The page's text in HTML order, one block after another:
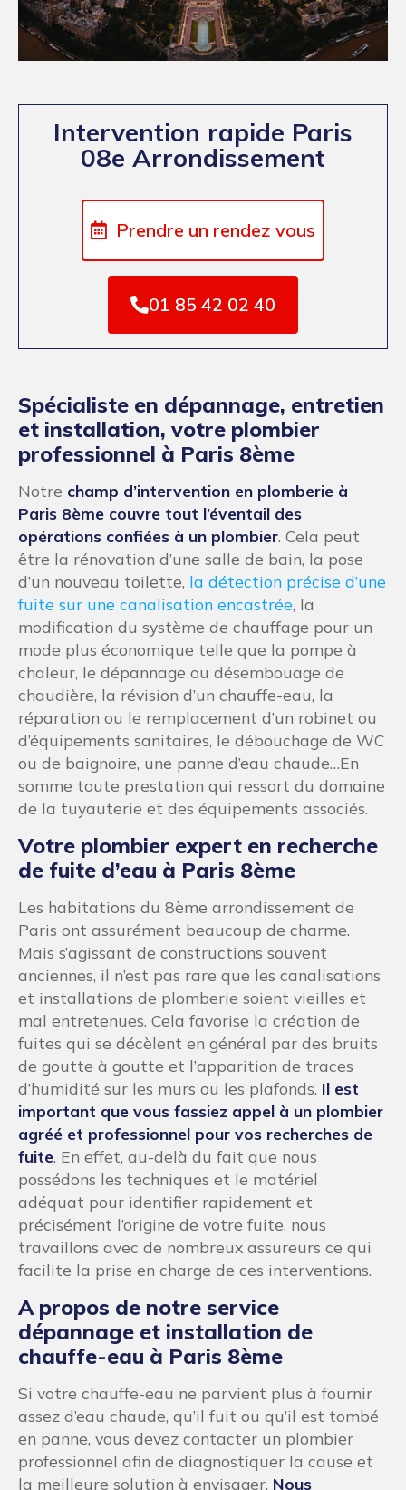
Intervention rapide Paris
08e Arrondissement
Prendre un rendez vous
01 85 42 02 40
Spécialiste en dépannage, entretien
et installation, votre plombier
professionnel à Paris 8ème
Notre champ d’intervention en plomberie à
Paris 8ème couvre tout l’éventail des
opérations confiées à un plombier. Cela peut
être la rénovation d’une salle de bain, la pose
d’un nouveau toilette, la détection précise d’une
fuite sur une canalisation encastrée, la
modification du système de chauffage pour un
mode plus économique telle que la pompe à
chaleur, le dépannage ou désembouage de
chaudière, la révision d’un chauffe-eau, la
réparation ou le remplacement d’un robinet ou
d’équipements sanitaires, le débouchage de WC
ou de baignoire, une panne d’eau chaude…En
somme toute prestation qui ressort du domaine
de la tuyauterie et des équipements associés.
Votre plombier expert en recherche
de fuite d’eau à Paris 8ème
Les habitations du 8ème arrondissement de
Paris ont assurément beaucoup de charme.
Mais s’agissant de constructions souvent
anciennes, il n’est pas rare que les canalisations
et installations de plomberie soient vieilles et
mal entretenues. Cela favorise la création de
fuites qui se décèlent en général par des bruits
de goutte à goutte et l’apparition de traces
d’humidité sur les murs ou les plafonds. Il est
important que vous fassiez appel à un plombier
agréé et professionnel pour vos recherches de
fuite. En effet, au-delà du fait que nous
possédons les techniques et le matériel
adéquat pour identifier rapidement et
précisément l’origine de votre fuite, nous
travaillons avec de nombreux assureurs ce qui
facilite la prise en charge de ces interventions.
A propos de notre service
dépannage et installation de
chauffe-eau à Paris 8ème
Si votre chauffe-eau ne parvient plus à fournir
assez d’eau chaude, qu’il fuit ou qu’il est tombé
en panne, vous devez contacter un plombier
professionnel afin de diagnostiquer la cause et
la meilleure solution à envisager. Nous